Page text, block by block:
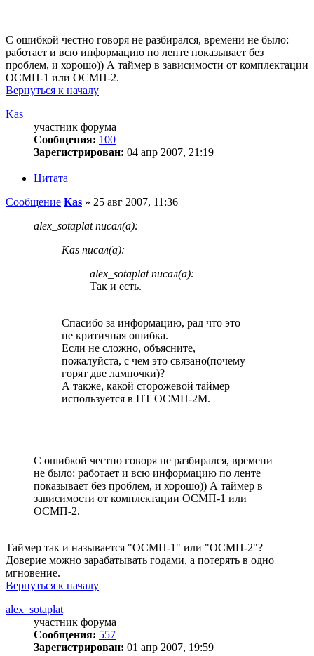
С ошибкой честно говоря не разбирался, времени не было:
работает и всю информацию по ленте показывает без
проблем, и хорошо)) А таймер в зависимости от комплектации
ОСМП-1 или ОСМП-2.
Вернуться к началу
Kas
участник форума
Сообщения: 100
Зарегистрирован: 04 апр 2007, 21:19
Цитата
Сообщение Kas » 25 авг 2007, 11:36
alex_sotaplat писал(а):
Kas писал(а):
alex_sotaplat писал(а):
Так и есть.
Спасибо за информацию, рад что это
не критичная ошибка.
Если не сложно, объясните,
пожалуйста, с чем это связано(почему
горят две лампочки)?
А также, какой сторожевой таймер
используется в ПТ ОСМП-2М.
С ошибкой честно говоря не разбирался, времени
не было: работает и всю информацию по ленте
показывает без проблем, и хорошо)) А таймер в
зависимости от комплектации ОСМП-1 или
ОСМП-2.
Таймер так и называется "ОСМП-1" или "ОСМП-2"?
Доверие можно зарабатывать годами, а потерять в одно
мгновение.
Вернуться к началу
alex_sotaplat
участник форума
Сообщения: 557
Зарегистрирован: 01 апр 2007, 19:59